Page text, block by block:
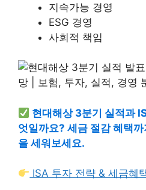
지속가능 경영
ESG 경영
사회적 책임
현대해상 3분기 실적과
엇일까요? 세금 절감 혜택
을 세워보세요.
ISA 투자 전략 & 세금혜